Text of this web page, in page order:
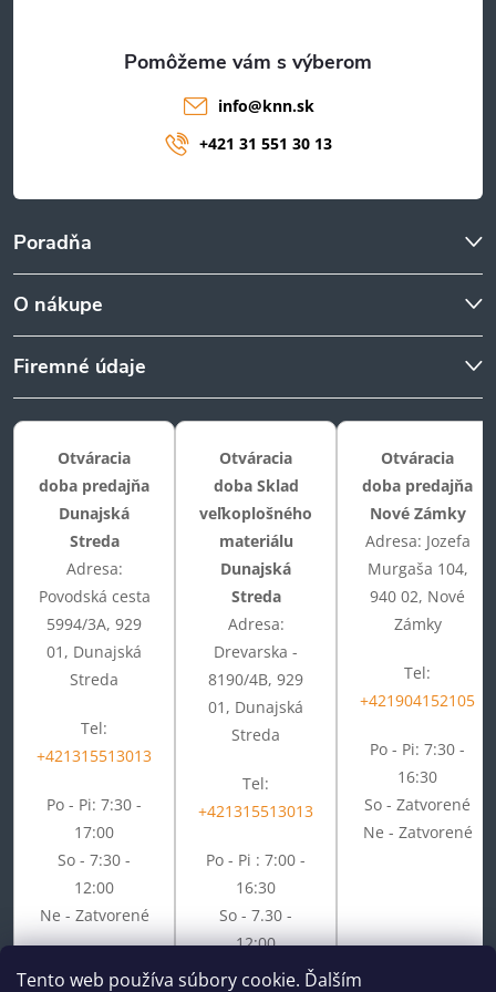
Tento web používa súbory cookie. Ďalším
Poradňa
O nákupe
Firemné údaje
info@knn.sk
+421 31 551 30 13
Otváracia
doba predajňa
Dunajská
Streda
Adresa:
Povodská cesta
5994/3A, 929
01, Dunajská
Streda
Tel:
+421315513013
Po - Pi: 7:30 -
17:00
So - 7:30 -
12:00
Ne - Zatvorené
Otváracia
doba Sklad
veľkoplošného
materiálu
Dunajská
Streda
Adresa:
Drevarska -
8190/4B, 929
01, Dunajská
Streda
Tel:
+421315513013
Po - Pi : 7:00 -
16:30
So - 7.30 -
12:00
Ne - Zatvorené
Otváracia
doba predajňa
Nové Zámky
Adresa: Jozefa
Murgaša 104,
940 02, Nové
Zámky
Tel:
+421904152105
Po - Pi: 7:30 -
16:30
So - Zatvorené
Ne - Zatvorené